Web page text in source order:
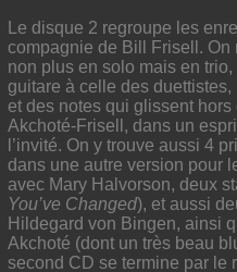
Le disque 2 regroupe les
compagnie de Bill Frisell. On
non plus en solo mais en
guitare à celle des
et des notes qui glissent hors
Akchoté-Frisell, dans un
l’invité. On y trouve aussi 4
dans une autre version pour
avec Mary Halvorson, deux
You’ve Changed), et aussi
Hildegard von Bingen, ainsi
Akchoté (dont un très beau
second CD se termine par le